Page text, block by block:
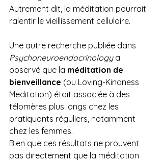
Autrement dit, la méditation pourrait
ralentir le vieillissement cellulaire.
Une autre recherche publiée dans
Psychoneuroendocrinology a
observé que la méditation de
bienveillance (ou Loving-Kindness
Meditation) était associée à des
télomères plus longs chez les
pratiquants réguliers, notamment
chez les femmes.
Bien que ces résultats ne prouvent
pas directement que la méditation